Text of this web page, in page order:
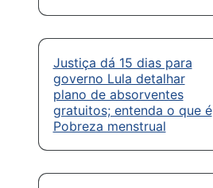
Justiça dá 15 dias para
governo Lula detalhar
plano de absorventes
gratuitos; entenda o que é
Pobreza menstrual